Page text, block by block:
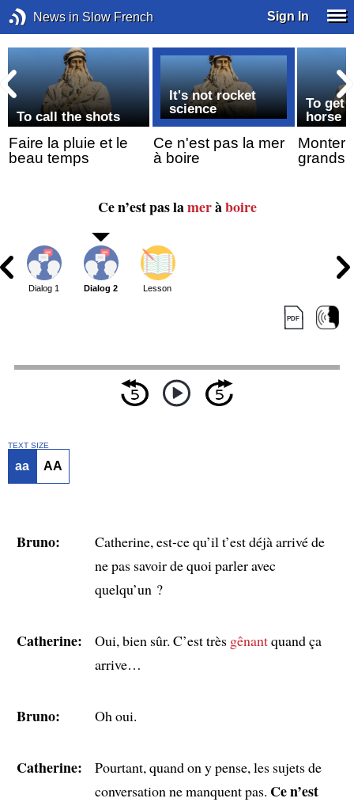
News in Slow French Sign In
To call the shots
Faire la pluie et le
beau temps
It's not rocket
science
Ce n'est pas la mer
à boire
To get
horse
Monter
grands
Ce n’est pas lameràboire
Dialog 1 Dialog 2 Lesson
TEXT SIZE
aa AA
Bruno:
Catherine, est-ce qu’il t’est déjà arrivé de
ne pas savoir de quoi parler avec
quelqu’un ?
Catherine: Oui, bien sûr. C’est très gênantquand ça
arrive…
Bruno: Oh oui.
Catherine:
Pourtant, quand on y pense, les sujets de
conversation ne manquent pas. Ce n’est